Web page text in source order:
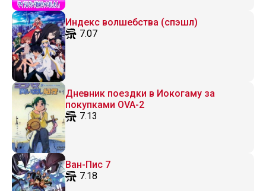
Индекс волшебства (спэшл)
7.07
Дневник поездки в Иокогаму за
покупками OVA-2
7.13
Ван-Пис 7
7.18